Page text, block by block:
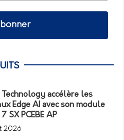
accélère les
Edge AI avec son module
SX PCEBE AP
2026